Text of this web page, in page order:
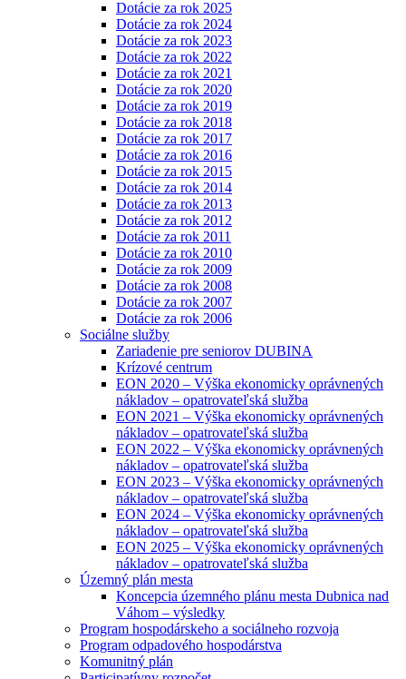
Dotácie za rok 2025
Dotácie za rok 2024
Dotácie za rok 2023
Dotácie za rok 2022
Dotácie za rok 2021
Dotácie za rok 2020
Dotácie za rok 2019
Dotácie za rok 2018
Dotácie za rok 2017
Dotácie za rok 2016
Dotácie za rok 2015
Dotácie za rok 2014
Dotácie za rok 2013
Dotácie za rok 2012
Dotácie za rok 2011
Dotácie za rok 2010
Dotácie za rok 2009
Dotácie za rok 2008
Dotácie za rok 2007
Dotácie za rok 2006
Sociálne služby
Zariadenie pre seniorov DUBINA
Krízové centrum
EON 2020 – Výška ekonomicky oprávnených
nákladov – opatrovateľská služba
EON 2021 – Výška ekonomicky oprávnených
nákladov – opatrovateľská služba
EON 2022 – Výška ekonomicky oprávnených
nákladov – opatrovateľská služba
EON 2023 – Výška ekonomicky oprávnených
nákladov – opatrovateľská služba
EON 2024 – Výška ekonomicky oprávnených
nákladov – opatrovateľská služba
EON 2025 – Výška ekonomicky oprávnených
nákladov – opatrovateľská služba
Územný plán mesta
Koncepcia územného plánu mesta Dubnica nad
Váhom – výsledky
Program hospodárskeho a sociálneho rozvoja
Program odpadového hospodárstva
Komunitný plán